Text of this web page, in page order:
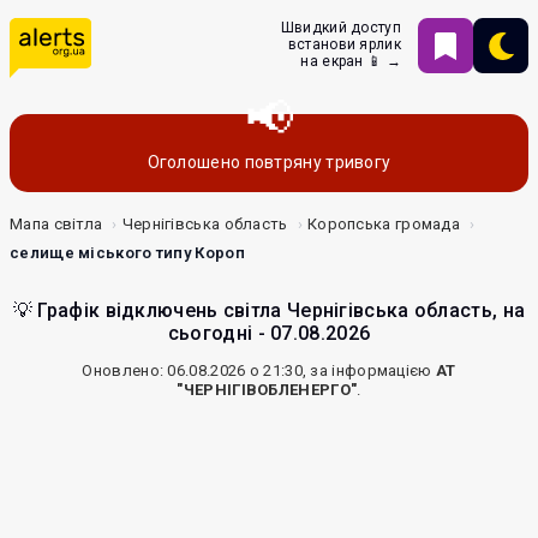
Швидкий доступ
встанови ярлик
на екран 📱 →
Оголошено повтряну тривогу
Мапа світла Чернігівська область
Коропська громада
селище міського типу Короп
💡 Графік відключень світла Чернігівська область, на
сьогодні - 07.08.2026
Оновлено: 06.08.2026 о 21:30, за інформацією АТ
"ЧЕРНІГІВОБЛЕНЕРГО".